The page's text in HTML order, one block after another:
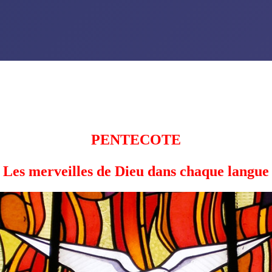
PENTECOTE
Les merveilles de Dieu dans chaque langue